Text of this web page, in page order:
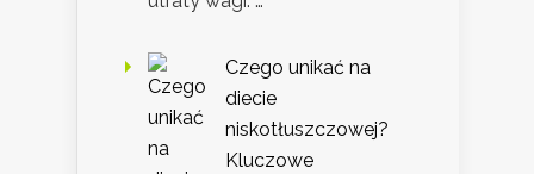
Czego unikać na
diecie
niskotłuszczowej?
Kluczowe